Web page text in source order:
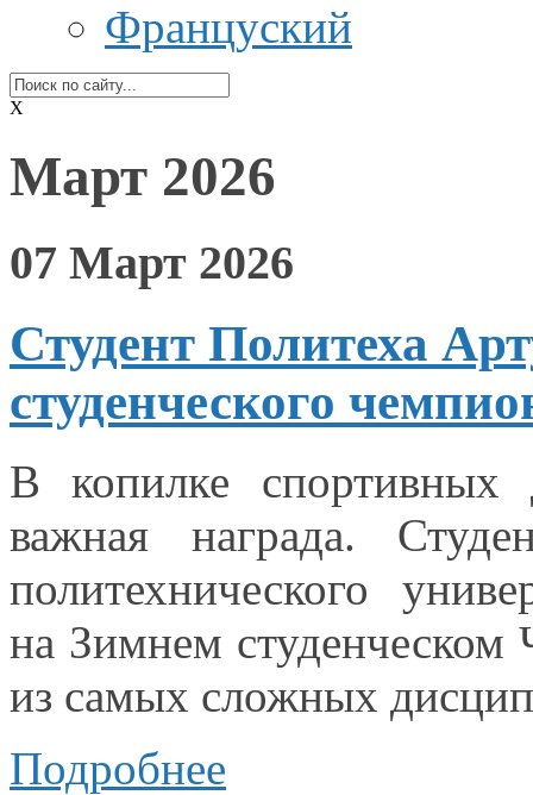
Француский
X
Март 2026
07 Март 2026
Студент Политеха
студенческого
В копилке
важная награда.
политехнического
на Зимнем студенческом
из самых сложных
Подробнее